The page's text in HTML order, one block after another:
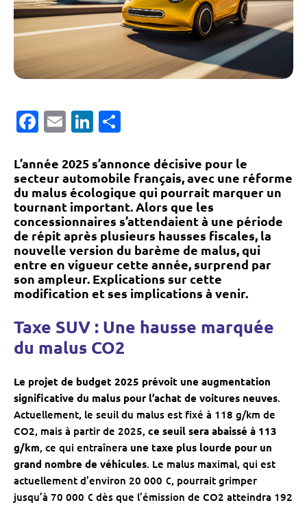
Facebook
EmailLinkedIn
L’année 2025 s’annonce décisive pour le
secteur automobile français, avec une réforme
du malus écologique qui pourrait marquer un
tournant important. Alors que les
concessionnaires s’attendaient à une période
de répit après plusieurs hausses fiscales, la
nouvelle version du barème de malus, qui
entre en vigueur cette année, surprend par
son ampleur. Explications sur cette
modification et ses implications à venir.
Taxe SUV : Une hausse marquée
du malus CO2
Le projet de budget 2025 prévoit une augmentation
significative du malus pour l’achat de voitures neuves.
Actuellement, le seuil du malus est fixé à 118 g/km de
CO2, mais à partir de 2025, ce seuil sera abaissé à 113
g/km, ce qui entraînera une taxe plus lourde pour un
grand nombre de véhicules. Le malus maximal, qui est
actuellement d’environ 20 000 €, pourrait grimper
jusqu’à 70 000 € dès que l’émission de CO2 atteindra 192